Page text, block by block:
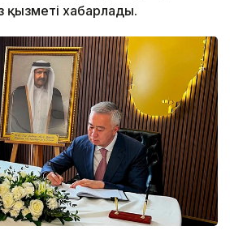
қызметі хабарлады.